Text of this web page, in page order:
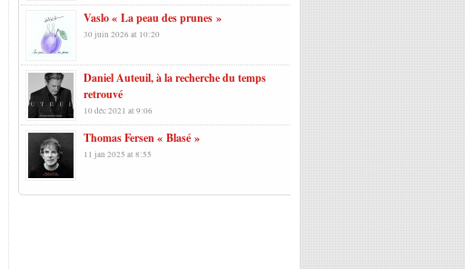
Vaslo « La peau des prunes »
30 juin 2026 at 10:20
Daniel Auteuil, à la recherche du temps
retrouvé
10 déc 2021 at 9:06
Thomas Fersen « Blasé »
11 jan 2025 at 8:55